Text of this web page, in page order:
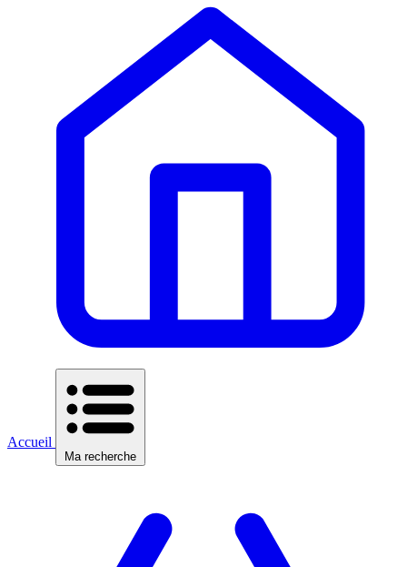
Accueil
Ma recherche